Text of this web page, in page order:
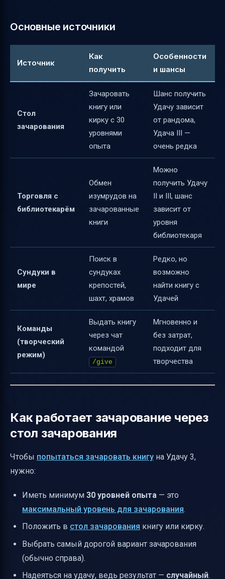
Основные источники
Источник
Как
получить
Особенности
и шансы
Стол
зачарования
Зачаровать
книгу или
кирку с 30
уровнями
опыта
Шанс получить
Удачу зависит
от рандома,
Удача III —
очень редка
Торговля с
библиотекарём
Обмен
изумрудов на
зачарованные
книги
Можно
получить Удачу
II и III, шанс
зависит от
уровня
библиотекаря
Сундуки в
мире
Поиск в
сундуках
крепостей,
шахт, храмов
Редко, но
возможно
найти книгу с
Удачей
Команды
(творческий
режим)
Выдать книгу
через чат
командой
/give
Мгновенно и
без затрат,
подходит для
творчества
Как работает зачарование через
стол зачарования
Чтобы попытаться зачаровать книгу на Удачу 3,
нужно:
Иметь минимум 30 уровней опыта — это
максимальный уровень для зачарования.
Положить в стол зачарования книгу или кирку.
Выбрать самый дорогой вариант зачарования
(обычно справа).
Надеяться на удачу, ведь результат — случайный.